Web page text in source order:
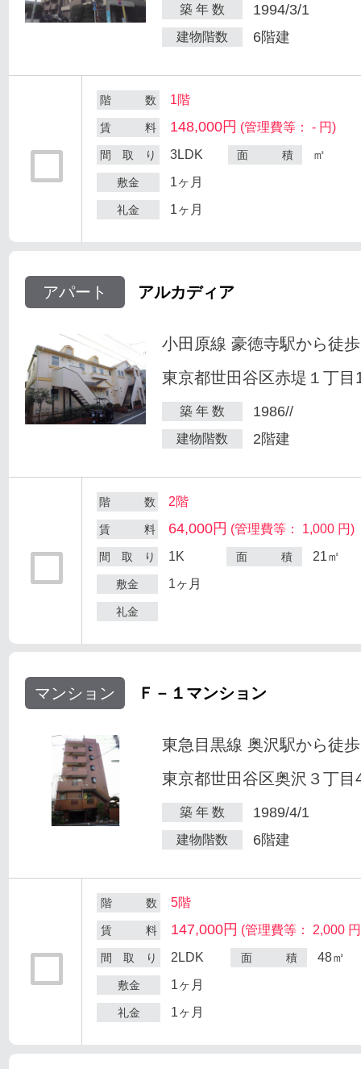
築 年 数 1994/3/1
建物階数 6階建
階 数 1階
賃 料 148,000円 (管理費等： - 円)
間 取 り 3LDK 面 積 ㎡
敷金 1ヶ月
礼金 1ヶ月
アパート アルカディア
小田原線 豪徳寺駅から徒
東京都世田谷区赤堤１丁目
築 年 数 1986//
建物階数 2階建
階 数 2階
賃 料 64,000円 (管理費等： 1,000 円)
間 取 り 1K 面 積 21㎡
敷金 1ヶ月
礼金
マンション Ｆ－１マンション
東急目黒線 奥沢駅から徒
東京都世田谷区奥沢３丁目
築 年 数 1989/4/1
建物階数 6階建
階 数 5階
賃 料 147,000円 (管理費等： 2,000
間 取 り 2LDK 面 積 48㎡
敷金 1ヶ月
礼金 1ヶ月